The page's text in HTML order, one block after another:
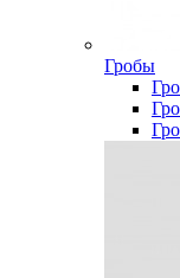
Гробы